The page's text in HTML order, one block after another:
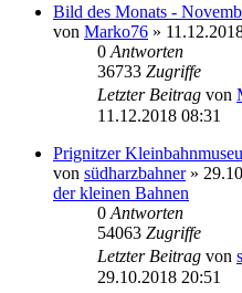
Bild des Monats -
von Marko76 »
0 Antworten
36733 Zugriffe
Letzter Beitrag von
11.12.2018 08:31
Prignitzer
von südharzbahner»
der kleinen Bahnen
0 Antworten
54063 Zugriffe
Letzter Beitrag von
29.10.2018 20:51